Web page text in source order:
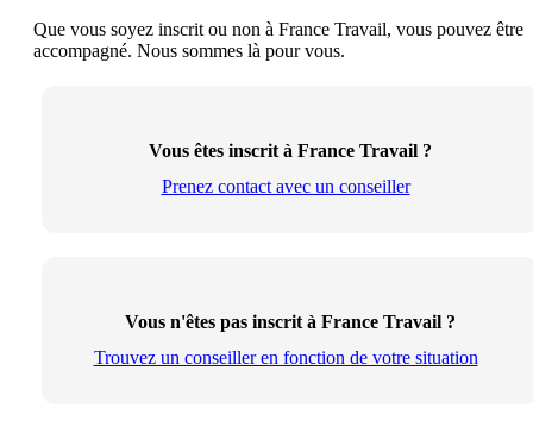
Que vous soyez inscrit ou non à France Travail, vous pouvez être
accompagné. Nous sommes là pour vous.
Vous êtes inscrit à France Travail ?
Prenez contact avec un conseiller
Vous n'êtes pas inscrit à France Travail ?
Trouvez un conseiller en fonction de votre situation